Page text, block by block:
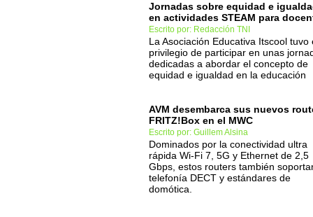
Jornadas sobre equidad e
en actividades STEAM para
Escrito por: Redacción TNI
La Asociación Educativa Itscool tuvo
privilegio de participar en unas
dedicadas a abordar el concepto de
equidad e igualdad en la educación
AVM desembarca sus nuevos
FRITZ!Box en el MWC
Escrito por: Guillem Alsina
Dominados por la conectividad ultra
rápida Wi-Fi 7, 5G y Ethernet de 2,5
Gbps, estos routers también
telefonía DECT y estándares de
domótica.